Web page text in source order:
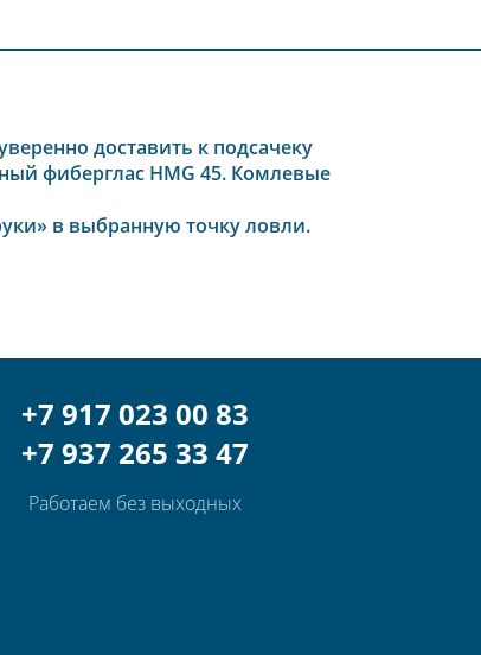
доставить к подсачеку
фиберглас HMG 45. Комлевые
в выбранную точку ловли.
+7 917 023 00 83
+7 937 265 33 47
Работаем без выходных